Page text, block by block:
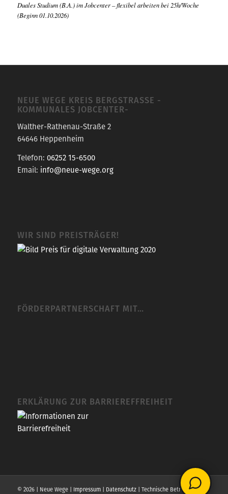
Duales Studium (B.A.) im Jobcenter – flexibel arbeiten bei 25h/Woche
(Beginn 01.10.2026)
NEUE WEGE KREIS BERGSTRASSE -K
OMMUNALES JOBCENTER-
Walther-Rathenau-Straße 2
64646 Heppenheim
Telefon: 06252 15-6500
Email: info@neue-wege.org
WIR SIND PREISTRÄGER!
FÖRDERPARTNERSCHAFT MIT…
ERKLÄRUNG ZUR BARRIEREFFREIHEIT
© 2026 | Neue Wege | Impressum| Datenschutz| Technische Betreuung